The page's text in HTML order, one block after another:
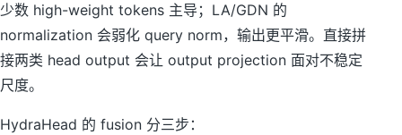
少数 high-weight tokens 主导；LA/GDN 的
normalization 会弱化 query norm，输出更平滑。直接拼
接两类 head output 会让 output projection 面对不稳定
尺度。
HydraHead 的 fusion 分三步：